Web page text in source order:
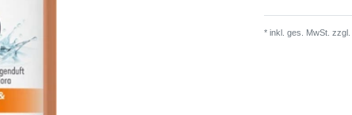
* inkl. ges. MwSt. zzgl.